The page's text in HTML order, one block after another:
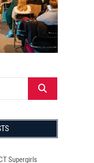
Pretraži
Supergirls